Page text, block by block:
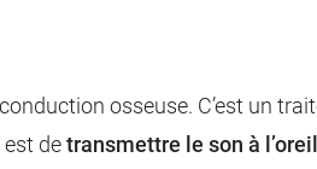
osseuse. C’est un
detransmettre le son à